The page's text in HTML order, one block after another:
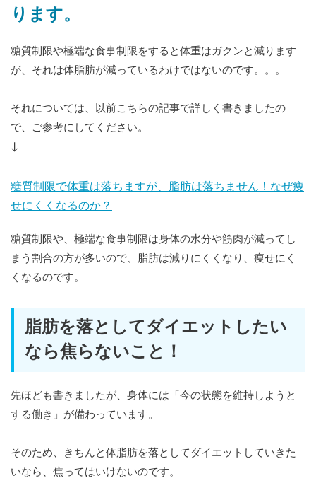
ります。
糖質制限や極端な食事制限をすると体重はガクンと減ります
が、それは体脂肪が減っているわけではないのです。。。
それについては、以前こちらの記事で詳しく書きましたの
で、ご参考にしてください。
↓
糖質制限で体重は落ちますが、脂肪は落ちません！なぜ痩
せにくくなるのか？
糖質制限や、極端な食事制限は身体の水分や筋肉が減ってし
まう割合の方が多いので、脂肪は減りにくくなり、痩せにく
くなるのです。
脂肪を落としてダイエットしたい
なら焦らないこと！
先ほども書きましたが、身体には「今の状態を維持しようと
する働き」が備わっています。
そのため、きちんと体脂肪を落としてダイエットしていきた
いなら、焦ってはいけないのです。